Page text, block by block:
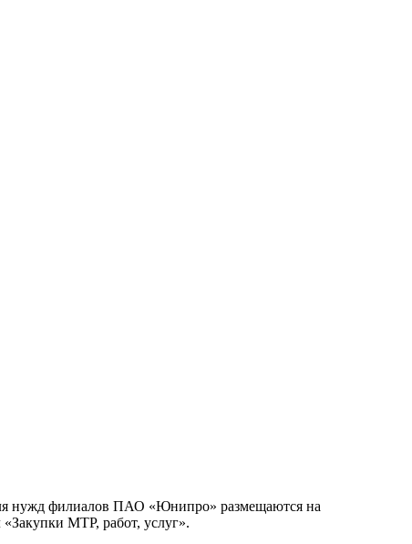
нужд филиалов ПАО «Юнипро» размещаются на
«Закупки МТР, работ, услуг».